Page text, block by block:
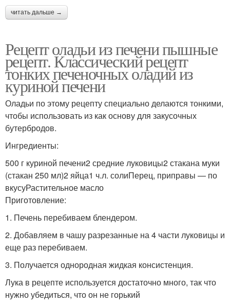
читать дальше →
Рецепт оладьи из печени пышные
рецепт. Классический рецепт
тонких печеночных оладий из
куриной печени
Оладьи по этому рецепту специально делаются тонкими,
чтобы использовать из как основу для закусочных
бутербродов.
Ингредиенты:
500 г куриной печени2 средние луковицы2 стакана муки
(стакан 250 мл)2 яйца1 ч.л. солиПерец, приправы — по
вкусуРастительное масло
Приготовление:
1. Печень перебиваем блендером.
2. Добавляем в чашу разрезанные на 4 части луковицы и
еще раз перебиваем.
3. Получается однородная жидкая консистенция.
Лука в рецепте используется достаточно много, так что
нужно убедиться, что он не горький